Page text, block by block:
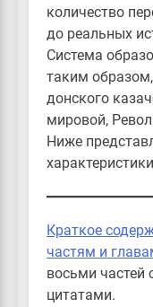
количество
до реальных
Система
таким
донского
мировой,
Ниже
Краткое
частям и
восьми частей
цитатами.